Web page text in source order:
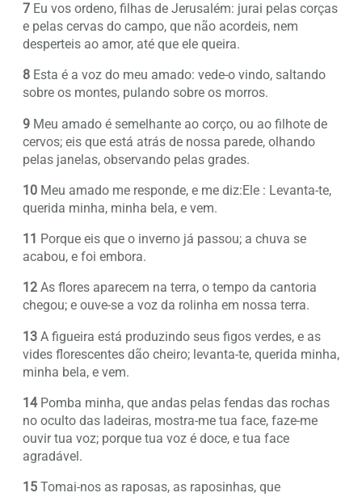
7 Eu vos ordeno, filhas de Jerusalém: jurai pelas corças
e pelas cervas do campo, que não acordeis, nem
desperteis ao amor, até que ele queira.
8 Esta é a voz do meu amado: vede-o vindo, saltando
sobre os montes, pulando sobre os morros.
9 Meu amado é semelhante ao corço, ou ao filhote de
cervos; eis que está atrás de nossa parede, olhando
pelas janelas, observando pelas grades.
10 Meu amado me responde, e me diz:Ele : Levanta-te,
querida minha, minha bela, e vem.
11 Porque eis que o inverno já passou; a chuva se
acabou, e foi embora.
12 As flores aparecem na terra, o tempo da cantoria
chegou; e ouve-se a voz da rolinha em nossa terra.
13 A figueira está produzindo seus figos verdes, e as
vides florescentes dão cheiro; levanta-te, querida minha,
minha bela, e vem.
14Pomba minha, que andas pelas fendas das rochas
no oculto das ladeiras, mostra-me tua face, faze-me
ouvir tua voz; porque tua voz é doce, e tua face
agradável.
15 Tomai-nos as raposas, as raposinhas, que